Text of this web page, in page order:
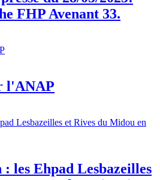
FHP Avenant 33.
l'ANAP
les Ehpad Lesbazeilles